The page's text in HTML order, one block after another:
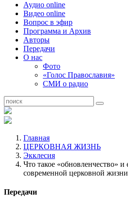
Аудио online
Видео online
Вопрос в эфир
Программа и Архив
Авторы
Передачи
О нас
Фото
«Голос Православия»
СМИ о радио
Главная
ЦЕРКОВНАЯ ЖИЗНЬ
Экклесия
Что такое «обновленчество» и
современной церковной
Передачи